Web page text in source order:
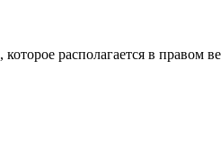
располагается в правом